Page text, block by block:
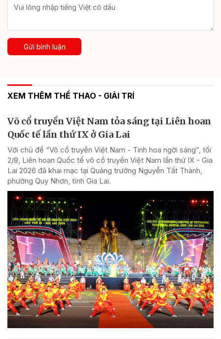
Gửi bình luận
XEM THÊM THỂ THAO - GIẢI TRÍ
Võ cổ truyền Việt Nam tỏa sáng tại Liên hoan
Quốc tế lần thứ IX ở Gia Lai
Với chủ đề “Võ cổ truyền Việt Nam - Tinh hoa ngời sáng”, tối
2/8, Liên hoan Quốc tế võ cổ truyền Việt Nam lần thứ IX - Gia
Lai 2026 đã khai mạc tại Quảng trường Nguyễn Tất Thành,
phường Quy Nhơn, tỉnh Gia Lai.